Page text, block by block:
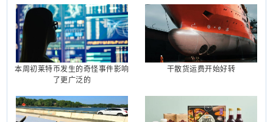
本周初莱特币发生的奇怪事件影响
了更广泛的
干散货运费开始好转